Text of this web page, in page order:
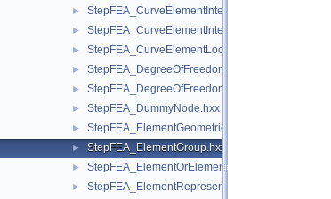
► StepFEA_CurveElementIntervalConstant.hxx
► StepFEA_CurveElementIntervalLinearlyVarying.hxx
► StepFEA_CurveElementLocation.hxx
► StepFEA_DegreeOfFreedom.hxx
► StepFEA_DegreeOfFreedomMember.hxx
► StepFEA_DummyNode.hxx
► StepFEA_ElementGeometricRelationship.hxx
► StepFEA_ElementGroup.hxx
► StepFEA_ElementOrElementGroup.hxx
► StepFEA_ElementRepresentation.hxx